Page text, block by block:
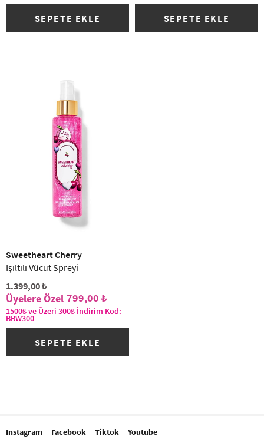
SEPETE EKLE SEPETE EKLE
Sweetheart Cherry
Işıltılı Vücut Spreyi
1.399,00 ₺
799,00 ₺
1500₺ ve Üzeri 300₺ İndirim Kod:
BBW300
SEPETE EKLE
Instagram Facebook Tiktok Youtube